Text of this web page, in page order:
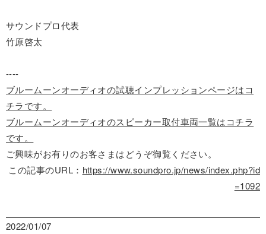
サウンドプロ代表
竹原啓太
----
ブルームーンオーディオの試聴インプレッションページはコ
チラです。
ブルームーンオーディオのスピーカー取付車両一覧はコチラ
です。
ご興味がお有りのお客さまはどうぞ御覧ください。
この記事のURL： https://www.soundpro.jp/news/index.php?id
=1092
2022/01/07